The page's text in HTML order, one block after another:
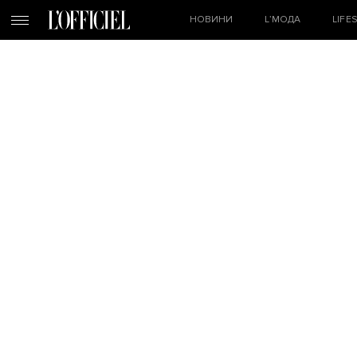
НОВИНИ L’МОДА